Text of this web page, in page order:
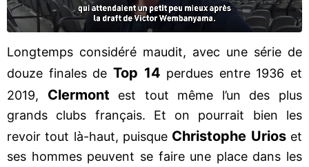
Longtemps considéré maudit, avec une série de
douze finales de Top 14 perdues entre 1936 et
2019, Clermont
est tout même l’un des plus
grands clubs français. Et on pourrait bien les
revoir tout là-haut, puisque Christophe Urios et
ses hommes peuvent se faire une place dans les